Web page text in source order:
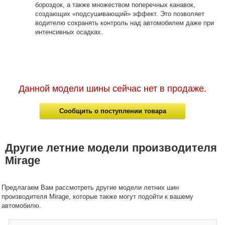
бороздок, а также множеством поперечных канавок,
создающих «подсушивающий» эффект. Это позволяет
водителю сохранять контроль над автомобилем даже при
интенсивных осадках.
Данной модели шины сейчас нет в продаже.
Сообщить о поступлении товара
Другие летние модели производителя
Mirage
Предлагаем Вам рассмотреть другие модели летних шин
производителя Mirage, которые также могут подойти к вашему
автомобилю.